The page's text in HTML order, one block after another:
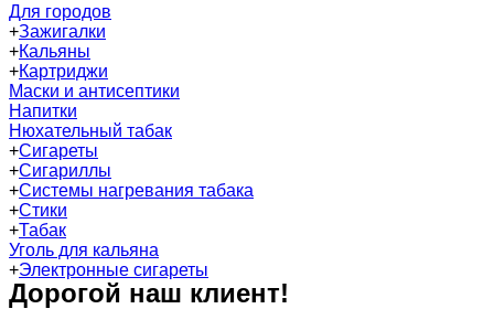
Для городов
+Зажигалки
+Кальяны
+Картриджи
Маски и антисептики
Напитки
Нюхательный табак
+Сигареты
+Сигариллы
+Системы нагревания табака
+Стики
+Табак
Уголь для кальяна
+Электронные сигареты
Дорогой наш клиент!